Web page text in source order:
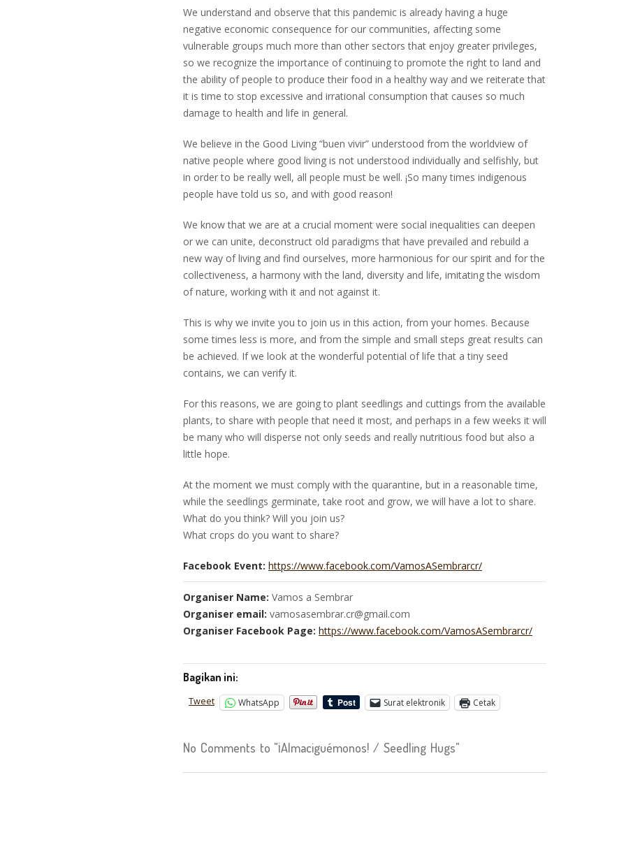
We understand and observe that this pandemic is already having a huge
negative economic consequence for our communities, affecting some
vulnerable groups much more than other sectors that enjoy greater privileges,
so we recognize the importance of continuing to promote the right to land and
the ability of people to produce their food in a healthy way and we reiterate that
it is time to stop excessive and irrational consumption that causes so much
damage to health and life in general.
We believe in the Good Living “buen vivir” understood from the worldview of
native people where good living is not understood individually and selfishly, but
in order to be really well, all people must be well. ¡So many times indigenous
people have told us so, and with good reason!
We know that we are at a crucial moment were social inequalities can deepen
or we can unite, deconstruct old paradigms that have prevailed and rebuild a
new way of living and find ourselves, more harmonious for our spirit and for the
collectiveness, a harmony with the land, diversity and life, imitating the wisdom
of nature, working with it and not against it.
This is why we invite you to join us in this action, from your homes. Because
some times less is more, and from the simple and small steps great results can
be achieved. If we look at the wonderful potential of life that a tiny seed
contains, we can verify it.
For this reasons, we are going to plant seedlings and cuttings from the available
plants, to share with people that need it most, and perhaps in a few weeks it will
be many who will disperse not only seeds and really nutritious food but also a
little hope.
At the moment we must comply with the quarantine, but in a reasonable time,
while the seedlings germinate, take root and grow, we will have a lot to share.
What do you think? Will you join us?
What crops do you want to share?
Facebook Event: https://www.facebook.com/VamosASembrarcr/
Organiser Name: Vamos a Sembrar
Organiser email: vamosasembrar.cr@gmail.com
Organiser Facebook Page: https://www.facebook.com/VamosASembrarcr/
Bagikan ini:
Tweet WhatsApp Surat elektronik Cetak
No Comments to "¡Almaciguémonos! / Seedling Hugs"